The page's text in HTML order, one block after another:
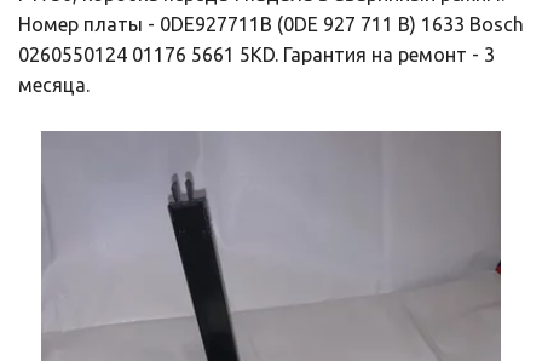
Номер платы - 0DE927711B (0DE 927 711 B) 1633 Bosch
0260550124 01176 5661 5KD. Гарантия на ремонт - 3
месяца.